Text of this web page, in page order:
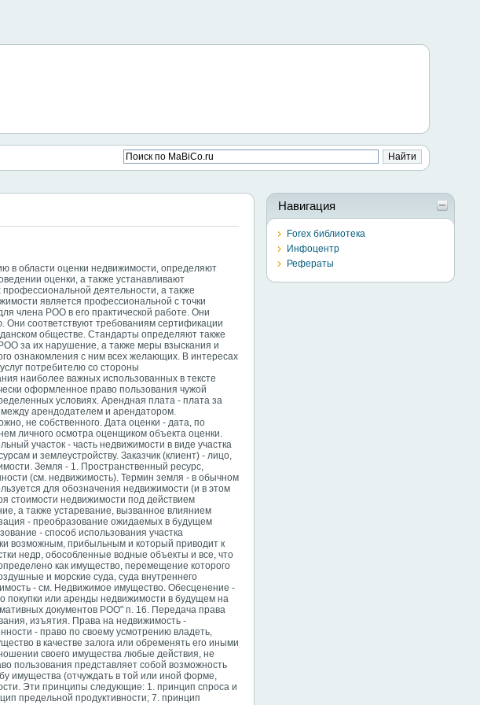
в области оценки недвижимости, определяют
оценки, а также устанавливают
деятельности, а также
является профессиональной с точки
члена РОО в его практической работе. Они
соответствуют требованиям сертификации
обществе. Стандарты определяют также
за их нарушение, а также меры взыскания и
ознакомления с ним всех желающих. В интересах
потребителю со стороны
наиболее важных использованных в тексте
оформленное право пользования чужой
условиях. Арендная плата - плата за
арендодателем и арендатором.
не собственного. Дата оценки - дата, по
личного осмотра оценщиком объекта оценки.
участок - часть недвижимости в виде участка
и землеустройству. Заказчик (клиент) - лицо,
Земля - 1. Пространственный ресурс,
(см. недвижимость). Термин земля - в обычном
для обозначения недвижимости (и в этом
стоимости недвижимости под действием
а также устаревание, вызванное влиянием
- преобразование ожидаемых в будущем
- способ использования участка
возможным, прибыльным и который приводит к
недр, обособленные водные объекты и все, что
как имущество, перемещение которого
и морские суда, суда внутреннего
- см. Недвижимое имущество. Обесценение -
покупки или аренды недвижимости в будущем на
документов РОО" п. 16. Передача права
изъятия. Права на недвижимость -
- право по своему усмотрению владеть,
в качестве залога или обременять его иными
своего имущества любые действия, не
пользования представляет собой возможность
имущества (отчуждать в той или иной форме,
Эти принципы следующие: 1. принцип спроса и
предельной продуктивности; 7. принцип
Навигация
Forex библиотека
Инфоцентр
Рефераты